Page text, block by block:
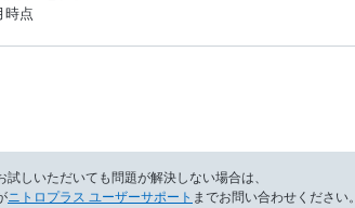
時点
試しいただいても問題が解決しない場合は、
ニトロプラス ユーザーサポート までお問い合わせください。